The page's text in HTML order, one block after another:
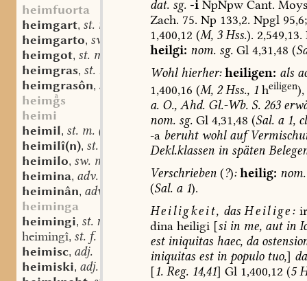
heimfuorta
heimgart, st. m.
heimgarto, sw. m.
heimgot, st. m.
heimgras, st. n.
heimgrasôn, sw. v.
heims
heimi
heimil, st. m. (n.?)
heimilî(n), st. n.
heimilo, sw. m.
heimina, adv.
heiminân, adv.
heiminga
heimingi, st. n.
heimingî, st. f.
heimisc, adj.
heimiski, adj.
dat.sg. -iNpNpwCant.
Zach. 75. Np133,2. Npgl95,6;
1,400,12 (M,3Hss.). 2,549,13.
heilgi: nom. sg.Gl4,31,48 (
Wohlhierher: heiligen: als
1,400,16 (M,2Hss., 1heiligen),
a.O.,Ahd.Gl.-Wb.S.263
nom.sg.Gl4,31,48 (Sal.a1,
-a beruhtwohlauf
Dekl.klasseninspäten
Verschrieben(?): heilig: nom.
(Sal.a1).
Heiligkeit, das Heilige:
dinaheiligi [siinme,autin
estiniquitashaec,da
iniquitasestinpopulotuo,] da
[1.Reg.14,41] Gl1,400,12 (5